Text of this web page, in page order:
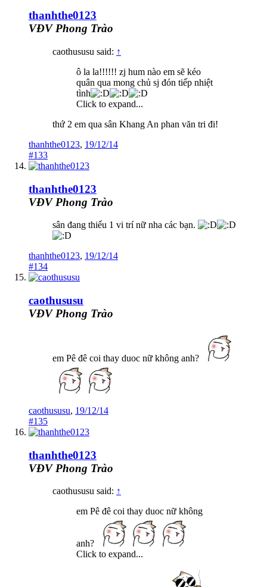
thanhthe0123
VĐV Phong Trào
caothususu said: ↑
ô la la!!!!!! zj hum nào em sẽ kéo
quân qua mong chủ sj đón tiếp nhiệt
tình
Click to expand...
thứ 2 em qua sân Khang An phan văn tri đi!
thanhthe0123, 19/12/14
#133
thanhthe0123
VĐV Phong Trào
sân đang thiếu 1 vi trí nữ nha các bạn.
thanhthe0123, 19/12/14
#134
caothususu
VĐV Phong Trào
em Pê đê coi thay duoc nữ không anh?
caothususu, 19/12/14
#135
thanhthe0123
VĐV Phong Trào
caothususu said: ↑
em Pê đê coi thay duoc nữ không
anh?
Click to expand...